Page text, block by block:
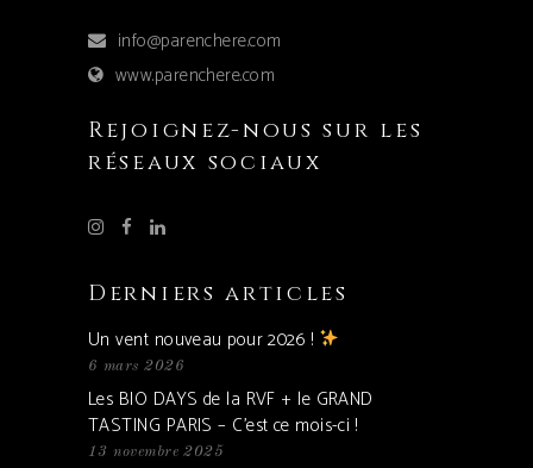
info@parenchere.com
www.parenchere.com
Rejoignez-nous sur les
réseaux sociaux
Derniers articles
Un vent nouveau pour 2026 !
6 mars 2026
Les BIO DAYS de la RVF + le GRAND
TASTING PARIS – C’est ce mois-ci !
13 novembre 2025